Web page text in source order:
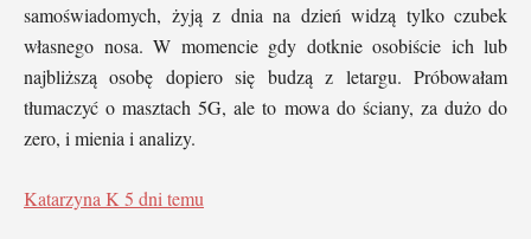
samoświadomych, żyją z dnia na dzień widzą tylko czubek
własnego nosa. W momencie gdy dotknie osobiście ich lub
najbliższą osobę dopiero się budzą z letargu. Próbowałam
tłumaczyć o masztach 5G, ale to mowa do ściany, za dużo do
zero, i mienia i analizy.
Katarzyna K 5 dni temu